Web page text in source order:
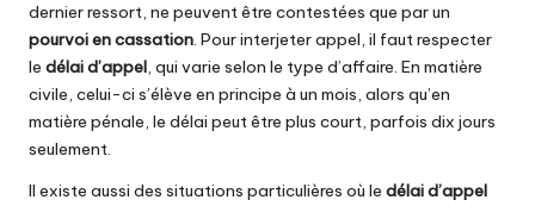
dernier ressort, ne peuvent être contestées que par un
pourvoi en cassation. Pour interjeter appel, il faut respecter
le délai d’appel, qui varie selon le type d’affaire. En matière
civile, celui-ci s’élève en principe à un mois, alors qu’en
matière pénale, le délai peut être plus court, parfois dix jours
seulement.
Il existe aussi des situations particulières où le délai d’appel